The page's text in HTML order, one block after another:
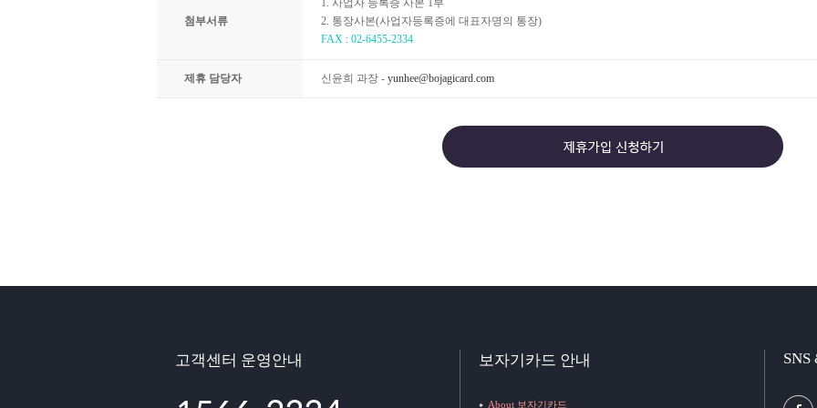
첨부서류
1. 사업자 등록증 사본 1부
2. 통장사본(사업자등록증에 대표자명의 통장)
FAX : 02-6455-2334
제휴 담당자 신윤희 과장 - yunhee@bojagicard.com
고객센터 운영안내 보자기카드 안내
About 보자기카드
SNS